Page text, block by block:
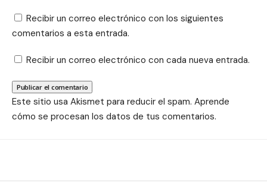
Recibir un correo electrónico con los siguientes
comentarios a esta entrada.
Recibir un correo electrónico con cada nueva entrada.
Este sitio usa Akismet para reducir el spam. Aprende
cómo se procesan los datos de tus comentarios.